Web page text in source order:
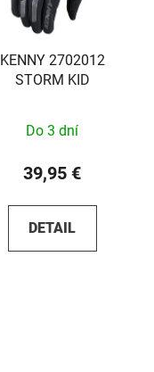
KENNY 2702012
STORM KID
Do 3 dní
39,95 €
DETAIL